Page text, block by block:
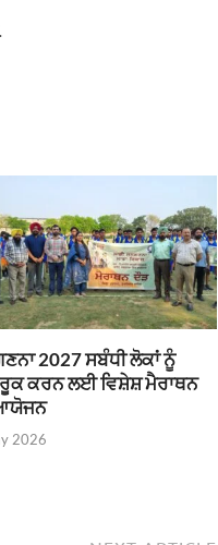
2027 ਸਬੰਧੀ ਲੋਕਾਂ ਨੂੰ
ਕਰਨ ਲਈ ਵਿਸ਼ੇਸ਼ ਮੈਰਾਥਨ
2026